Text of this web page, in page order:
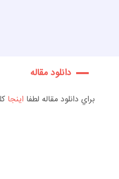
دانلود مقاله
براي دانلود مقاله لطفا اينجا